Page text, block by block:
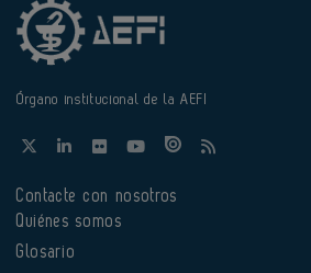
Órgano institucional de la AEFI
Contacte con nosotros
Quiénes somos
Glosario